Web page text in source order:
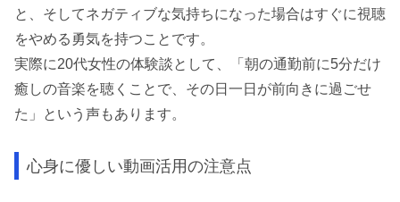
と、そしてネガティブな気持ちになった場合はすぐに視聴
をやめる勇気を持つことです。
実際に20代女性の体験談として、「朝の通勤前に5分だけ
癒しの音楽を聴くことで、その日一日が前向きに過ごせ
た」という声もあります。
心身に優しい動画活用の注意点